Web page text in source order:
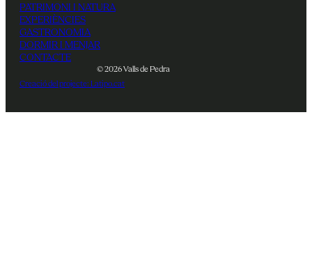
PATRIMONI I NATURA
EXPERIÈNCIES
GASTRONOMIA
DORMIR I MENJAR
CONTACTE
© 2026 Valls de Pedra
Creació del projecte: Latipo.cat